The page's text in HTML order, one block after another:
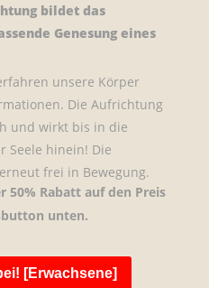
bildet das
Genesung eines
unsere Körper
Die Aufrichtung
und wirkt bis in die
Seele hinein! Die
frei in Bewegung.
50% Rabatt auf den Preis
unten.
[Erwachsene]